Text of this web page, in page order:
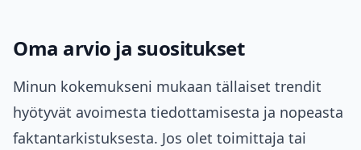
Oma arvio ja suositukset
Minun kokemukseni mukaan tällaiset trendit
hyötyvät avoimesta tiedottamisesta ja nopeasta
faktantarkistuksesta. Jos olet toimittaja tai